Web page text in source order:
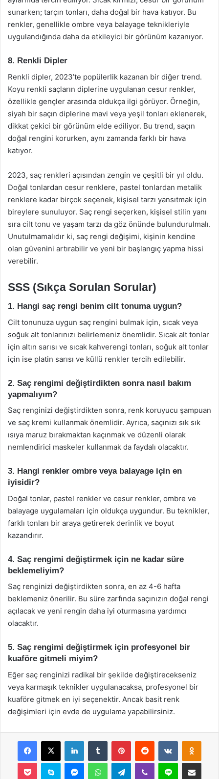
sunarken; tarçın tonları, daha doğal bir hava katıyor. Bu
renkler, genellikle ombre veya balayage teknikleriyle
uygulandığında daha da etkileyici bir görünüm kazanıyor.
8. Renkli Dipler
Renkli dipler, 2023’te popülerlik kazanan bir diğer trend.
Koyu renkli saçların diplerine uygulanan cesur renkler,
özellikle gençler arasında oldukça ilgi görüyor. Örneğin,
siyah bir saçın diplerine mavi veya yeşil tonları eklenerek,
dikkat çekici bir görünüm elde ediliyor. Bu trend, saçın
doğal rengini korurken, aynı zamanda farklı bir hava
katıyor.
2023, saç renkleri açısından zengin ve çeşitli bir yıl oldu.
Doğal tonlardan cesur renklere, pastel tonlardan metalik
renklere kadar birçok seçenek, kişisel tarzı yansıtmak için
bireylere sunuluyor. Saç rengi seçerken, kişisel stilin yanı
sıra cilt tonu ve yaşam tarzı da göz önünde bulundurulmalı.
Unutulmamalıdır ki, saç rengi değişimi, kişinin kendine
olan güvenini artırabilir ve yeni bir başlangıç yapma hissi
verebilir.
SSS (Sıkça Sorulan Sorular)
1. Hangi saç rengi benim cilt tonuma uygun?
Cilt tonunuza uygun saç rengini bulmak için, sıcak veya
soğuk alt tonlarınızı belirlemeniz önemlidir. Sıcak alt tonlar
için altın sarısı ve sıcak kahverengi tonları, soğuk alt tonlar
için ise platin sarısı ve küllü renkler tercih edilebilir.
2. Saç rengimi değiştirdikten sonra nasıl bakım
yapmalıyım?
Saç renginizi değiştirdikten sonra, renk koruyucu şampuan
ve saç kremi kullanmak önemlidir. Ayrıca, saçınızı sık sık
ısıya maruz bırakmaktan kaçınmak ve düzenli olarak
nemlendirici maskeler kullanmak da faydalı olacaktır.
3. Hangi renkler ombre veya balayage için en
iyisidir?
Doğal tonlar, pastel renkler ve cesur renkler, ombre ve
balayage uygulamaları için oldukça uygundur. Bu teknikler,
farklı tonları bir araya getirerek derinlik ve boyut
kazandırır.
4. Saç rengimi değiştirmek için ne kadar süre
beklemeliyim?
Saç renginizi değiştirdikten sonra, en az 4-6 hafta
beklemeniz önerilir. Bu süre zarfında saçınızın doğal rengi
açılacak ve yeni rengin daha iyi oturmasına yardımcı
olacaktır.
5. Saç rengimi değiştirmek için profesyonel bir
kuaföre gitmeli miyim?
Eğer saç renginizi radikal bir şekilde değiştirecekseniz
veya karmaşık teknikler uygulanacaksa, profesyonel bir
kuaföre gitmek en iyi seçenektir. Ancak basit renk
değişimleri için evde de uygulama yapabilirsiniz.
Facebook
X LinkedInTumblr PinterestReddit VKontakte
Pocket Skype MessengerWhatsAppTelegramViber Line E-Posta ile